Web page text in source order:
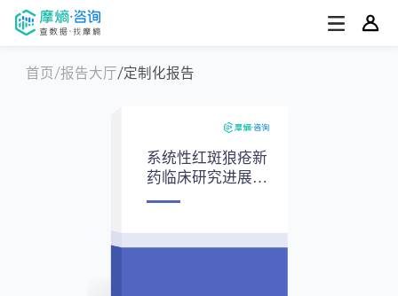
首页 报告大厅 定制化报告
系统性红斑狼疮新
药临床研究进展及
发展趋势报告